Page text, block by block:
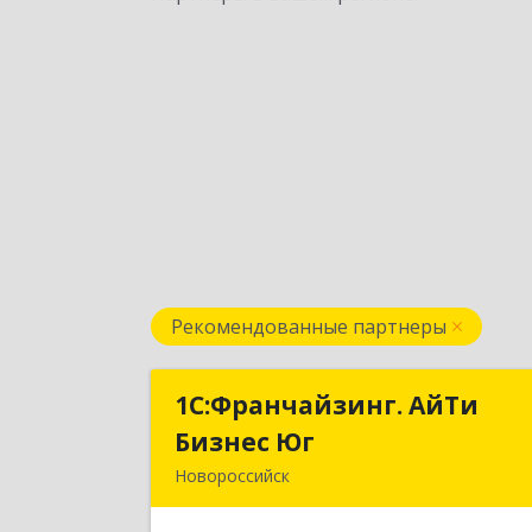
Рекомендованные партнеры
1С:Франчайзинг. АйТи
Бизнес Юг
Новороссийск
1С:Франчайзинг. АйТи